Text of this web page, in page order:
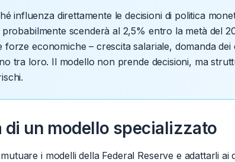
influenza direttamente le decisioni di politica
scenderà al 2,5% entro la metà del
economiche – crescita salariale, domanda
tra loro. Il modello non prende decisioni, ma
di un modello specializzato
i modelli della Federal Reserve e adattarli ai